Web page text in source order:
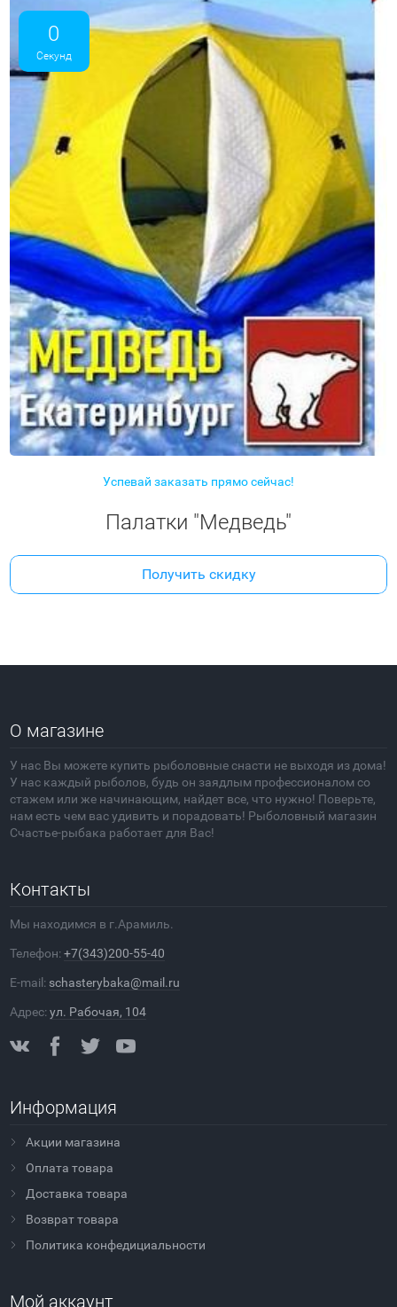
0
Секунд
Успевай заказать прямо сейчас!
Палатки "Медведь"
Получить скидку
О магазине
У нас Вы можете купить рыболовные снасти не выходя из дома!
У нас каждый рыболов, будь он заядлым профессионалом со
стажем или же начинающим, найдет все, что нужно! Поверьте,
нам есть чем вас удивить и порадовать! Рыболовный магазин
Счастье-рыбака работает для Вас!
Контакты
Мы находимся в г.Арамиль.
Телефон:+7(343)200-55-40
E-mail: schasterybaka@mail.ru
Адрес:ул. Рабочая, 104
Информация
Акции магазина
Оплата товара
Доставка товара
Возврат товара
Политика конфедициальности
Мой аккаунт